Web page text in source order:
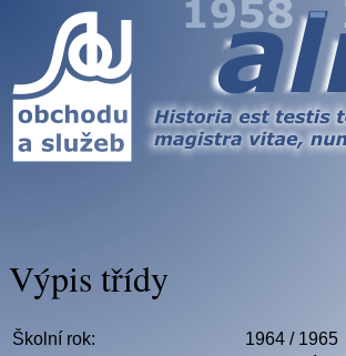
Výpis třídy
Školní rok:
1964 / 1965